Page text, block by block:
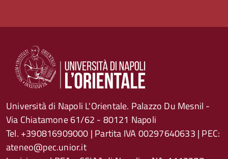
Università di Napoli L'Orientale. Palazzo Du Mesnil -
Via Chiatamone 61/62 - 80121 Napoli
Tel. +390816909000 | Partita IVA 00297640633 | PEC:
ateneo@pec.unior.it